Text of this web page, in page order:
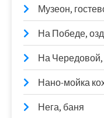
Музеон,
На Победе,
На
Нано-мойка
Нега, баня